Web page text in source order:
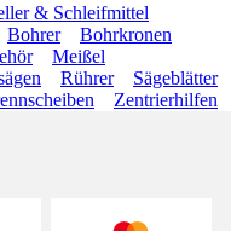
& Schleifmittel
Bohrer
Bohrkronen
Meißel
Rührer
Sägeblätter
Zentrierhilfen